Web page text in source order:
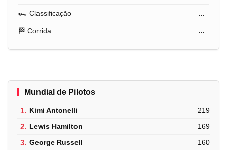
🏎️ Classificação ...
🏁 Corrida ...
Mundial de Pilotos
1. Kimi Antonelli 219
2. Lewis Hamilton 169
3. George Russell 160